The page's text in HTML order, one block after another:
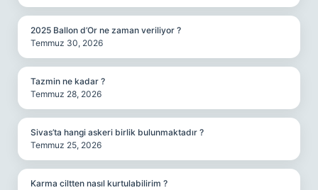
2025 Ballon d’Or ne zaman veriliyor ?
Temmuz 30, 2026
Tazmin ne kadar ?
Temmuz 28, 2026
Sivas’ta hangi askeri birlik bulunmaktadır ?
Temmuz 25, 2026
Karma ciltten nasıl kurtulabilirim ?